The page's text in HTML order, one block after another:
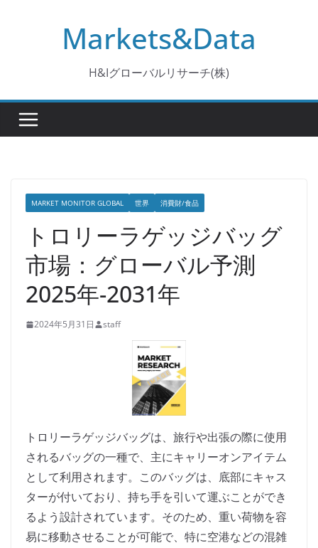
Markets&Data
H&Iグローバルリサーチ(株)
MARKET MONITOR GLOBAL 世界 消費財/食品
トロリーラゲッジバッグ
市場：グローバル予測
2025年-2031年
2024年5月31日 staff
トロリーラゲッジバッグは、旅行や出張の際に使用
されるバッグの一種で、主にキャリーオンアイテム
として利用されます。このバッグは、底部にキャス
ターが付いており、持ち手を引いて運ぶことができ
るよう設計されています。そのため、重い荷物を容
易に移動させることが可能で、特に空港などの混雑